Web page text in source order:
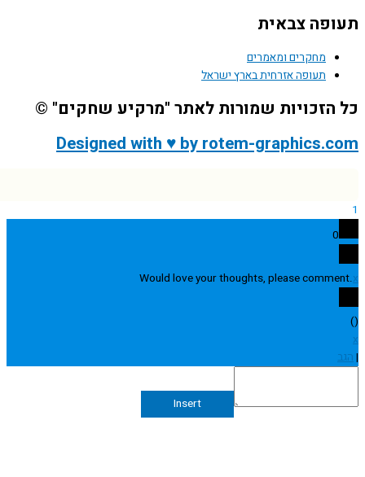
צבאית
מחקרים ומאמרים
תעופה אזרחית בארץ ישראל
שמורות לאתר "מרקיע שחקים" ©
Designed with ♥ by rotem-
Would love your thoughts, please
Insert